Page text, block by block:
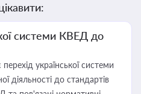
системи КВЕД до
української системи
діяльності до стандартів